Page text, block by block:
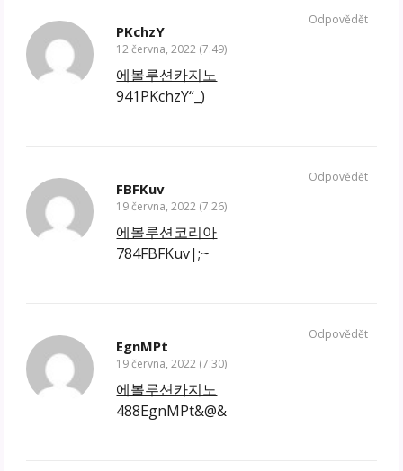
PKchzY
12 června, 2022 (7:49)
에볼루션카지노
941PKchzY“_)
Odpovědět
FBFKuv
19 června, 2022 (7:26)
에볼루션코리아
784FBFKuv|;~
Odpovědět
EgnMPt
19 června, 2022 (7:30)
에볼루션카지노
488EgnMPt&@&
Odpovědět